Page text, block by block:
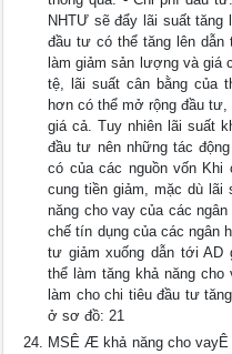
NHTƯ sẽ đẩy lãi suất
đầu tư có thể tăng lên
làm giảm sản lượng và giá
tệ, lãi suất cân bằng của
hơn có thể mở rộng đầu
giá cả. Tuy nhiên lãi suất
đầu tư nên những tác
có của các nguồn vốn
cung tiền giảm, mặc dù
năng cho vay của các
chế tín dụng của các ngân
tư giảm xuống dẫn tới AD
thể làm tăng khả năng
làm cho chi tiêu đầu tư
ở sơ đồ: 21
MSÊ Æ khả năng cho